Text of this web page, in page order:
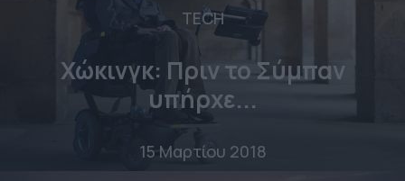
TECH
Χώκινγκ: Πριν το Σύμπαν
υπήρχε...
15 Μαρτίου 2018